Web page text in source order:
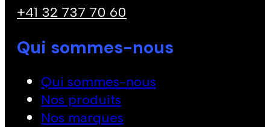
+41 32 737 70 60
Qui sommes-nous
Qui sommes-nous
Nos produits
Nos marques